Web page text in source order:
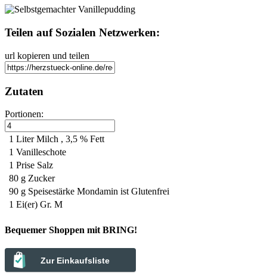
Teilen auf Sozialen Netzwerken:
url kopieren und teilen
Zutaten
Portionen:
1 Liter Milch , 3,5 % Fett
1 Vanilleschote
1 Prise Salz
80 g Zucker
90 g Speisestärke Mondamin ist Glutenfrei
1 Ei(er) Gr. M
Bequemer Shoppen mit BRING!
Zur Einkaufsliste